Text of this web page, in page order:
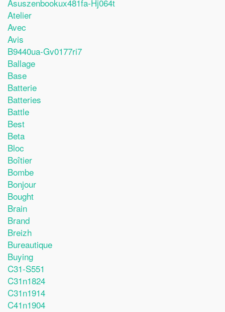
Asuszenbookux481fa-Hj064t
Atelier
Avec
Avis
B9440ua-Gv0177ri7
Ballage
Base
Batterie
Batteries
Battle
Best
Beta
Bloc
Boîtier
Bombe
Bonjour
Bought
Brain
Brand
Breizh
Bureautique
Buying
C31-S551
C31n1824
C31n1914
C41n1904